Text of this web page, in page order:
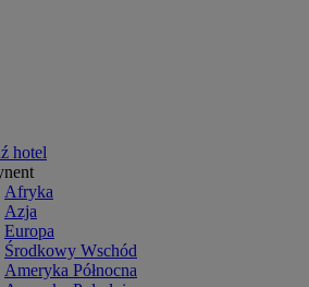
hotel
Afryka
Azja
Europa
Środkowy Wschód
Ameryka Północna